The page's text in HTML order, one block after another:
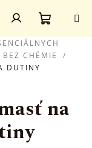
Prihlásenie
CHÉMIE
/
DUTINY
na